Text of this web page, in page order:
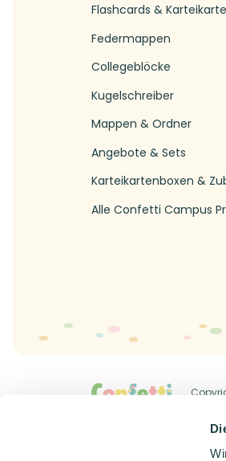
Flashcards &
Federmappen
Collegeblöcke
Kugelschreiber
Mappen & Ordner
Angebote & Sets
Karteikartenboxen &
Alle Confetti Campus